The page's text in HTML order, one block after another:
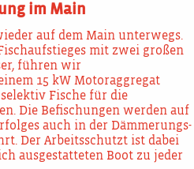
im Main
auf dem Main unterwegs.
mit zwei großen
führen wir
15 kW Motoraggregat
Fische für die
Die Befischungen werden auf
auch in der Dämmerungs-
Der Arbeitsschutzt ist dabei
ausgestatteten Boot zu jeder